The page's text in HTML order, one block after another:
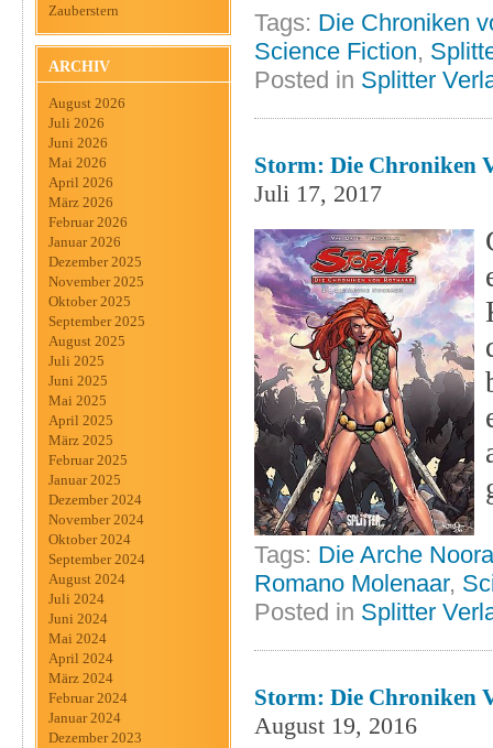
Zauberstern
ARCHIV
August 2026
Juli 2026
Juni 2026
Mai 2026
April 2026
März 2026
Februar 2026
Januar 2026
Dezember 2025
November 2025
Oktober 2025
September 2025
August 2025
Juli 2025
Juni 2025
Mai 2025
April 2025
März 2025
Februar 2025
Januar 2025
Dezember 2024
November 2024
Oktober 2024
September 2024
August 2024
Juli 2024
Juni 2024
Mai 2024
April 2024
März 2024
Februar 2024
Januar 2024
Dezember 2023
Tags: Die Chroniken
Science Fiction,
Posted in Splitter
Storm: Die Chroniken
Juli 17, 2017
Tags: Die Arche
Romano Molenaar,
Posted in Splitter
Storm: Die Chroniken
August 19, 2016